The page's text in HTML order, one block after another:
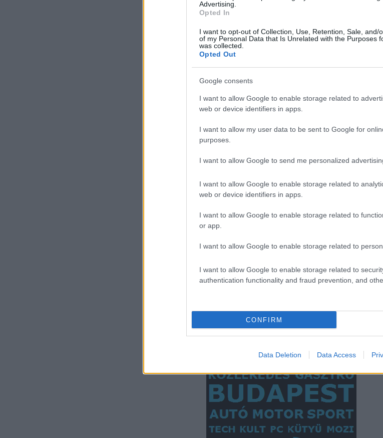
Advertising.
Opted In
I want to opt-out of Collection, Use, Retention, Sale, and/
of my Personal Data that Is Unrelated with the Purposes
was collected.
Opted Out
Google consents
I want to allow Google to enable storage related to
web or device identifiers in apps.
I want to allow my user data to be sent to Google for
purposes.
I want to allow Google to send me personalized
I want to allow Google to enable storage related to
web or device identifiers in apps.
I want to allow Google to enable storage related to
or app.
I want to allow Google to enable storage related to
I want to allow Google to enable storage related to
authentication functionality and fraud prevention, and
CONFIRM
Data Deletion Data Access
Ajánlott bejegyzések:
másfelé a busz?
Egy galamb,
egy bojler és
sült Mercedes -
legjobb
képeiből
Hogyan
szálljunk le a
rekedt HÉV-ről?
Fékezett a
üvegszilánk